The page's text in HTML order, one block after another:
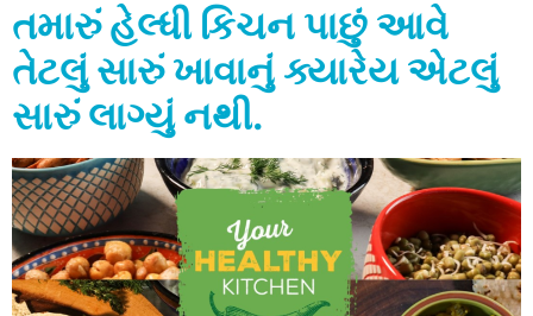
તમારું હેલ્ધી કિચન પાછું આવે
તેટલું સારું ખાવાનું ક્યારેય એટલું
સારું લાગ્યું નથી.